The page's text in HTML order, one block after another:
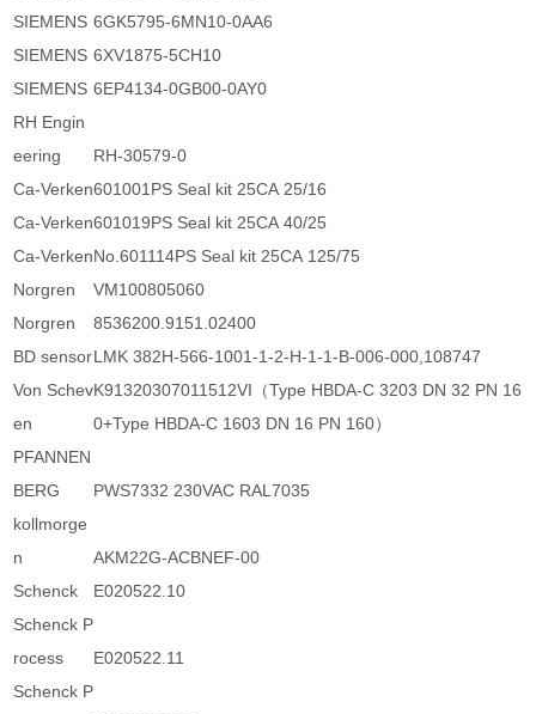
SIEMENS 6GK5795-6MN10-0AA6
SIEMENS 6XV1875-5CH10
SIEMENS 6EP4134-0GB00-0AY0
RH Engin
eering
RH-30579-0
Ca-Verken601001PS Seal kit 25CA 25/16
Ca-Verken601019PS Seal kit 25CA 40/25
Ca-VerkenNo.601114PS Seal kit 25CA 125/75
Norgren
VM100805060
Norgren
8536200.9151.02400
BD sensorLMK 382H-566-1001-1-2-H-1-1-B-006-000,108747
Von Schev
en
K91320307011512VI（Type HBDA-C 3203 DN 32 PN 16
0+Type HBDA-C 1603 DN 16 PN 160）
PFANNEN
BERG
PWS7332 230VAC RAL7035
kollmorge
n
AKM22G-ACBNEF-00
Schenck
E020522.10
Schenck P
rocess
E020522.11
Schenck P